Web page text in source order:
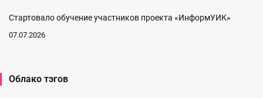
Стартовало обучение участников проекта «ИнформУИК»
07.07.2026
Облако тэгов